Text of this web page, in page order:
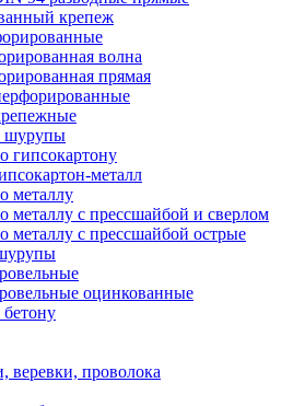
крепеж
волна
прямая
шурупы
гипсокартону
металл
металлу
металлу с прессшайбой и сверлом
металлу с прессшайбой острые
оцинкованные
веревки, проволока